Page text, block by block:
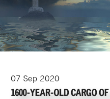
07 Sep 2020
1600-YEAR-OLD CARGO